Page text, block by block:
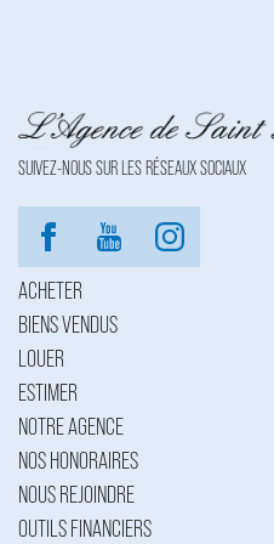
SUIVEZ-NOUS SUR LES RÉSEAUX SOCIAUX
ACHETER
BIENS VENDUS
LOUER
ESTIMER
NOTRE AGENCE
NOS HONORAIRES
NOUS REJOINDRE
OUTILS FINANCIERS